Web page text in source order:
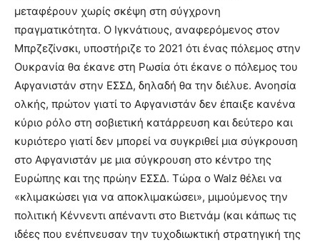
μεταφέρουν χωρίς σκέψη στη σύγχρονη
πραγματικότητα. Ο Ιγκνάτιους, αναφερόμενος στον
Μπρζεζίνσκι, υποστήριζε το 2021 ότι ένας πόλεμος στην
Ουκρανία θα έκανε στη Ρωσία ότι έκανε ο πόλεμος του
Αφγανιστάν στην ΕΣΣΔ, δηλαδή θα την διέλυε. Ανοησία
ολκής, πρώτον γιατί το Αφγανιστάν δεν έπαιξε κανένα
κύριο ρόλο στη σοβιετική κατάρρευση και δεύτερο και
κυριότερο γιατί δεν μπορεί να συγκριθεί μια σύγκρουση
στο Αφγανιστάν με μια σύγκρουση στο κέντρο της
Ευρώπης και της πρώην ΕΣΣΔ. Τώρα ο Walz θέλει να
«κλιμακώσει για να αποκλιμακώσει», μιμούμενος την
πολιτική Κέννεντι απέναντι στο Βιετνάμ (και κάπως τις
ιδέες που ενέπνευσαν την τυχοδιωκτική στρατηγική της